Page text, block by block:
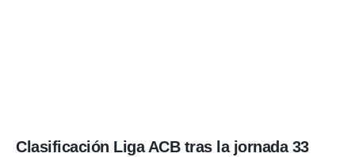
Clasificación Liga ACB tras la jornada 33